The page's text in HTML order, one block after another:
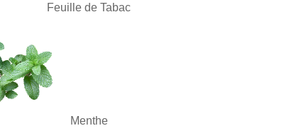
Feuille de Tabac
Menthe